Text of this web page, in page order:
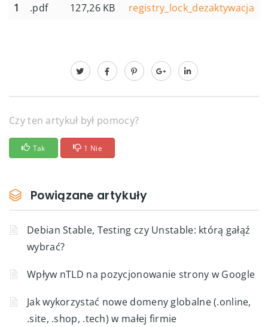
1
.pdf 127,26 KB registry_lock_dezaktywacja
Czy ten artykuł był pomocy?
Tak 1 Nie
Powiązane artykuły
Debian Stable, Testing czy Unstable: którą gałąź
wybrać?
Wpływ nTLD na pozycjonowanie strony w Google
Jak wykorzystać nowe domeny globalne (.online,
.site, .shop, .tech) w małej firmie